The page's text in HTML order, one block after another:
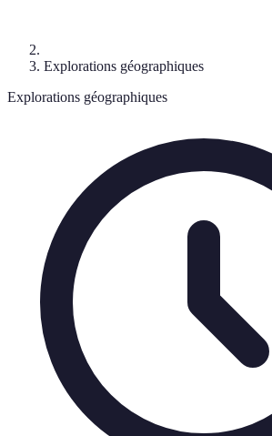
Explorations géographiques
Explorations géographiques